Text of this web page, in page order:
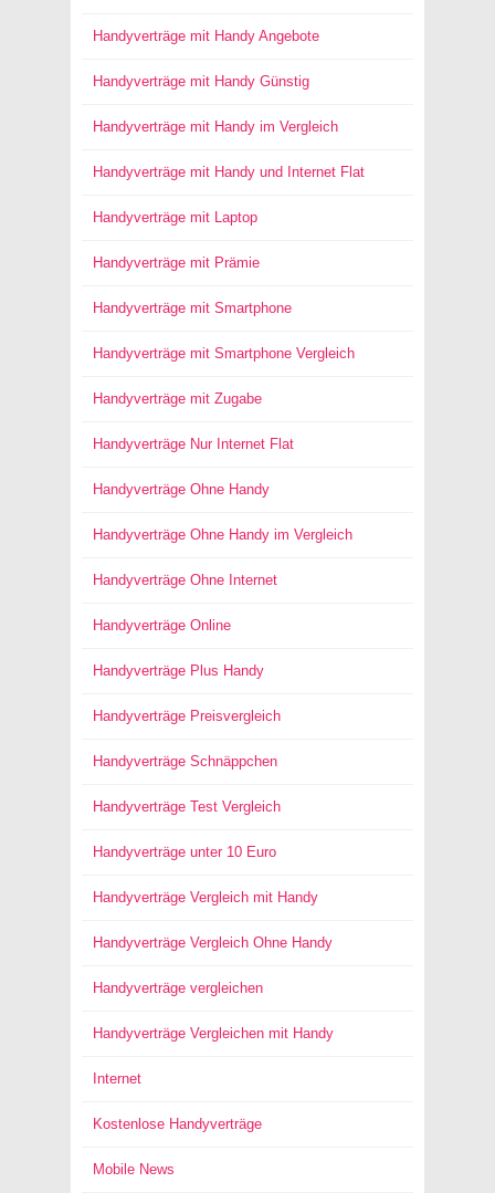
Handyverträge mit Handy Angebote
Handyverträge mit Handy Günstig
Handyverträge mit Handy im Vergleich
Handyverträge mit Handy und Internet Flat
Handyverträge mit Laptop
Handyverträge mit Prämie
Handyverträge mit Smartphone
Handyverträge mit Smartphone Vergleich
Handyverträge mit Zugabe
Handyverträge Nur Internet Flat
Handyverträge Ohne Handy
Handyverträge Ohne Handy im Vergleich
Handyverträge Ohne Internet
Handyverträge Online
Handyverträge Plus Handy
Handyverträge Preisvergleich
Handyverträge Schnäppchen
Handyverträge Test Vergleich
Handyverträge unter 10 Euro
Handyverträge Vergleich mit Handy
Handyverträge Vergleich Ohne Handy
Handyverträge vergleichen
Handyverträge Vergleichen mit Handy
Internet
Kostenlose Handyverträge
Mobile News